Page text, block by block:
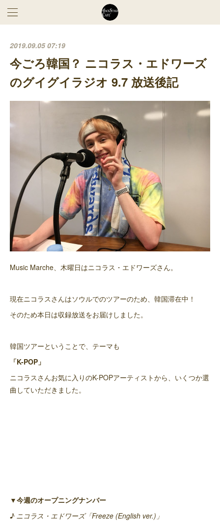
2019.09.05 07:19
今ごろ韓国？ ニコラス・エドワーズ
のグイグイラジオ 9.7 放送後記
Music Marche、木曜日はニコラス・エドワーズさん。
現在ニコラスさんはソウルでのツアーのため、韓国滞在中！
そのため本日は収録放送をお届けしました。
韓国ツアーということで、テーマも
「K-POP」
ニコラスさんお気に入りのK-POPアーティストから、いくつか選
曲していただきました。
▼今週のオープニングナンバー
♪ ニコラス・エドワーズ「Freeze (English ver.)」